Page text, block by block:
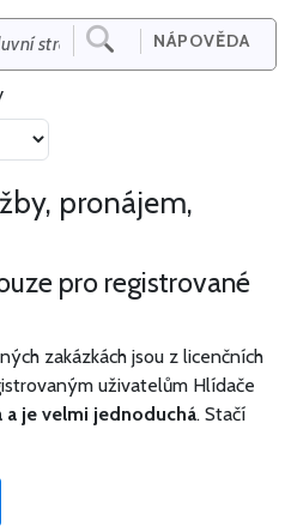
NÁPOVĚDA
pronájem,
pro registrované
zakázkách jsou z licenčních
uživatelům Hlídače
a je velmi jednoduchá. Stačí